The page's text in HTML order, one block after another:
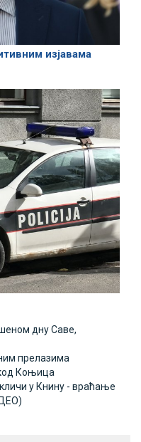
изјавама
дну Саве,
прелазима
Коњица
у Книну - враћање